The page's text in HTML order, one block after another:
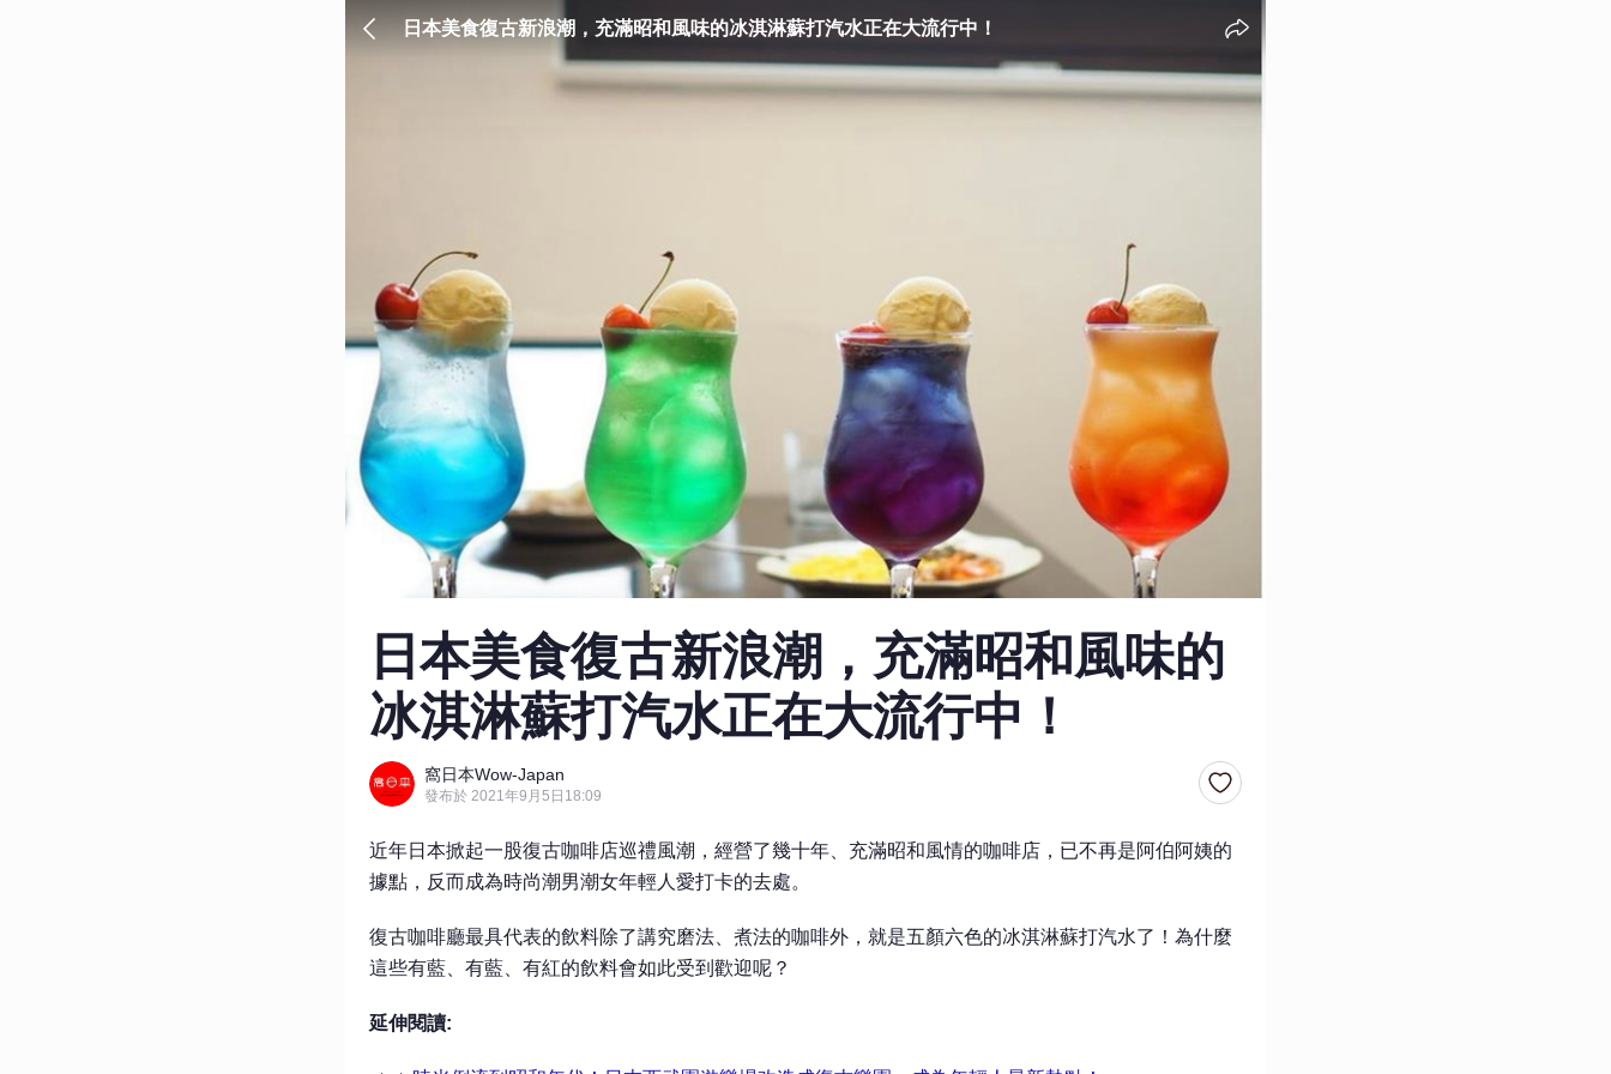
日本美食復古新浪潮，充滿昭和風味的冰淇淋蘇打汽水正在大流行中！
日本美食復古新浪潮，充滿昭和風味的
冰淇淋蘇打汽水正在大流行中！
窩日本Wow-Japan
發布於 2021年9月5日18:09
近年日本掀起一股復古咖啡店巡禮風潮，經營了幾十年、充滿昭和風情的咖啡店，已不再是阿伯阿姨的
據點，反而成為時尚潮男潮女年輕人愛打卡的去處。
復古咖啡廳最具代表的飲料除了講究磨法、煮法的咖啡外，就是五顏六色的冰淇淋蘇打汽水了！為什麼
這些有藍、有藍、有紅的飲料會如此受到歡迎呢？
延伸閱讀: